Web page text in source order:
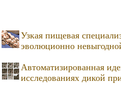
Узкая пищевая
эволюционно
Автоматизированная
исследованиях дикой